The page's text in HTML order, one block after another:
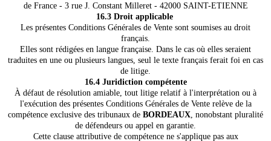
de France - 3 rue J. Constant Milleret - 42000 SAINT-ETIENNE
16.3 Droit applicable
Les présentes Conditions Générales de Vente sont soumises au droit
français.
Elles sont rédigées en langue française. Dans le cas où elles seraient
traduites en une ou plusieurs langues, seul le texte français ferait foi en cas
de litige.
16.4 Juridiction compétente
À défaut de résolution amiable, tout litige relatif à l'interprétation ou à
l'exécution des présentes Conditions Générales de Vente relève de la
compétence exclusive des tribunaux de BORDEAUX, nonobstant pluralité
de défendeurs ou appel en garantie.
Cette clause attributive de compétence ne s'applique pas aux